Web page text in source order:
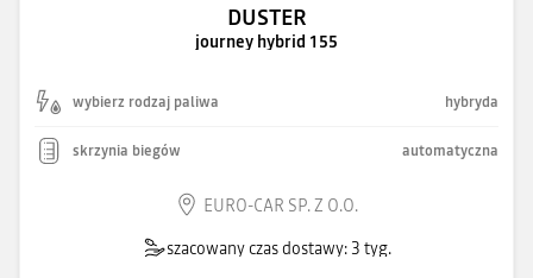
DUSTER
journey hybrid 155
wybierz rodzaj paliwa hybryda
skrzynia biegów automatyczna
EURO-CAR SP. Z O.O.
szacowany czas dostawy: 3 tyg.